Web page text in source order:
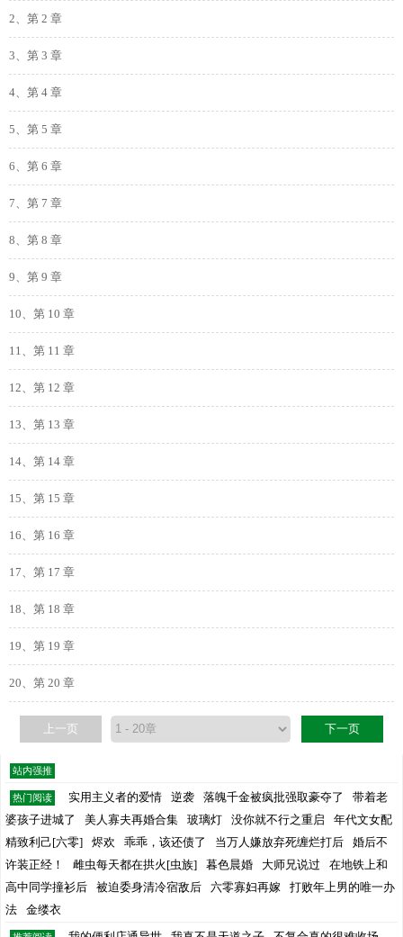
2、第 2 章
3、第 3 章
4、第 4 章
5、第 5 章
6、第 6 章
7、第 7 章
8、第 8 章
9、第 9 章
10、第 10 章
11、第 11 章
12、第 12 章
13、第 13 章
14、第 14 章
15、第 15 章
16、第 16 章
17、第 17 章
18、第 18 章
19、第 19 章
20、第 20 章
上一页 下一页
站内强推
热门阅读 实用主义者的爱情 逆袭 落魄千金被疯批强取豪夺了
带着老
婆孩子进城了
美人寡夫再婚合集 玻璃灯 没你就不行之重启
年代文女配
精致利己[六零]
烬欢 乖乖，该还债了 当万人嫌放弃死缠烂打后
婚后不
许装正经！
雌虫每天都在拱火[虫族] 暮色晨婚 大师兄说过
在地铁上和
高中同学撞衫后
被迫委身清冷宿敌后 六零寡妇再嫁
打败年上男的唯一办
法
金缕衣